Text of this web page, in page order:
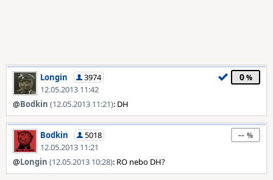
Longin
3974
12.05.2013 11:42
0
@Bodkin (12.05.2013 11:21): DH
Bodkin
5018
12.05.2013 11:21
--
@Longin (12.05.2013 10:28): RO nebo DH?